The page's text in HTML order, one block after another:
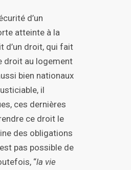
d’un
atteinte à la
d’un droit, qui fait
droit au logement
bien nationaux
il
ces dernières
ce droit le
des obligations
pas possible de
“la vie